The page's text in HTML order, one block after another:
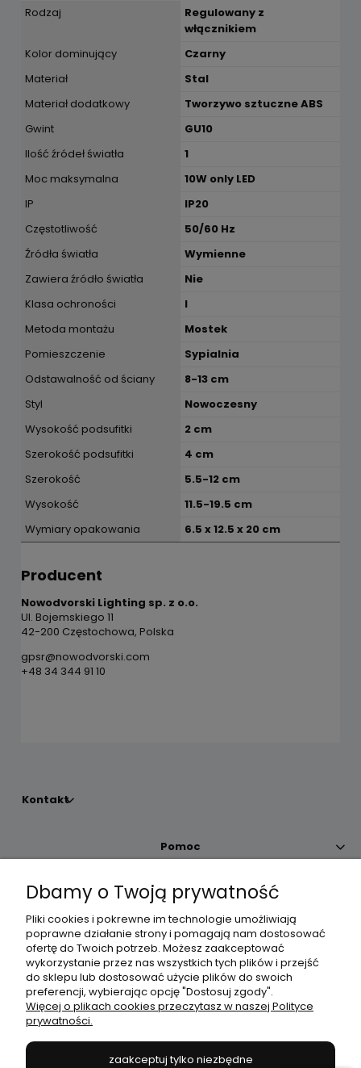
Rodzaj
Regulowany z
włącznikiem
Kolor dominujący
Czarny
Materiał
Stal
Materiał dodatkowy
Tworzywo sztuczne ABS
Gwint
GU10
Ilość źródeł światła
1
Moc maksymalna
10W only LED
IP
IP20
Częstotliwość
50/60 Hz
Źródła światła
Wymienne
Zawiera źródło światła
Nie
Klasa ochroności
I
Metoda montażu
Mostek
Pomieszczenie
Sypialnia
Odstawalność od ściany
8-13 cm
Styl
Nowoczesny
Wysokość podsufitki
2 cm
Szerokość podsufitki
4 cm
Szerokość
5.5-12 cm
Wysokość
11.5-19.5 cm
Wymiary opakowania
6.5 x 12.5 x 20 cm
Producent
Nowodvorski Lighting sp. z o.o.
Ul. Bojemskiego 11
42-200 Częstochowa, Polska
gpsr@nowodvorski.com
+48 34 344 91 10
Kontakt
Pomoc
Moje konto
Płatności i dostawa
Informacje
Dbamy o Twoją prywatność
Pliki cookies i pokrewne im technologie umożliwiają
poprawne działanie strony i pomagają nam dostosować
ofertę do Twoich potrzeb. Możesz zaakceptować
wykorzystanie przez nas wszystkich tych plików i przejść
do sklepu lub dostosować użycie plików do swoich
preferencji, wybierając opcję "Dostosuj zgody".
Więcej o plikach cookies przeczytasz w naszej Polityce
prywatności.
zaakceptuj tylko niezbędne